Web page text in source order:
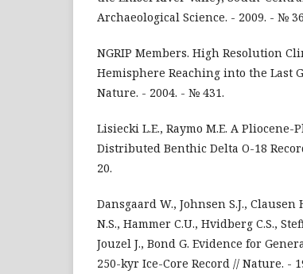
Archaeological Science. - 2009. - №
NGRIP Members. High Resolution
Hemisphere Reaching into the Last
Nature. - 2004. - № 431.
Lisiecki L.E., Raymo M.E. A
Distributed Benthic Delta O-18
20.
Dansgaard W., Johnsen S.J.,
N.S., Hammer C.U., Hvidberg C.S.,
Jouzel J., Bond G. Evidence for
250-kyr Ice-Core Record // Nature. -